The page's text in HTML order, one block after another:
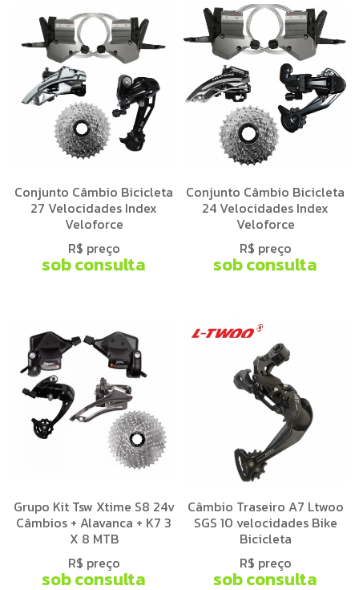
Conjunto Câmbio Bicicleta
27 Velocidades Index
Veloforce
R$ preço
sob consulta
Conjunto Câmbio Bicicleta
24 Velocidades Index
Veloforce
R$ preço
sob consulta
Grupo Kit Tsw Xtime S8 24v
Câmbios + Alavanca + K7 3
X 8 MTB
R$ preço
sob consulta
Câmbio Traseiro A7 Ltwoo
SGS 10 velocidades Bike
Bicicleta
R$ preço
sob consulta